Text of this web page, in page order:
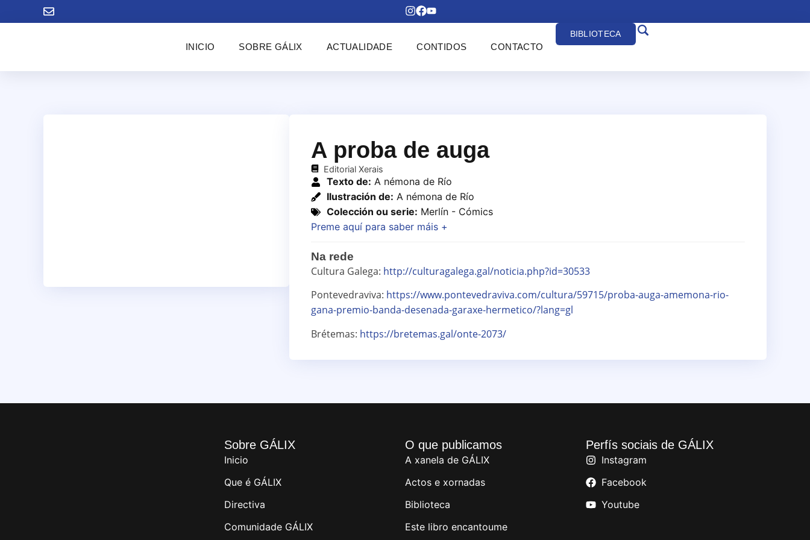
INICIO SOBRE GÁLIX ACTUALIDADE CONTIDOS CONTACTO
BIBLIOTECA
A proba de auga
Editorial Xerais
Texto de: A némona de Río
Ilustración de: A némona de Río
Colección ou serie: Merlín - Cómics
Preme aquí para saber máis +
Na rede
Cultura Galega: http://culturagalega.gal/noticia.php?id=30533
Pontevedraviva: https://www.pontevedraviva.com/cultura/59715/proba-auga-amemona-rio-
gana-premio-banda-desenada-garaxe-hermetico/?lang=gl
Brétemas: https://bretemas.gal/onte-2073/
Sobre GÁLIX
Inicio
Que é GÁLIX
Directiva
Comunidade GÁLIX
O que publicamos
A xanela de GÁLIX
Actos e xornadas
Biblioteca
Este libro encantoume
Perfís sociais de GÁLIX
Instagram
Facebook
Youtube